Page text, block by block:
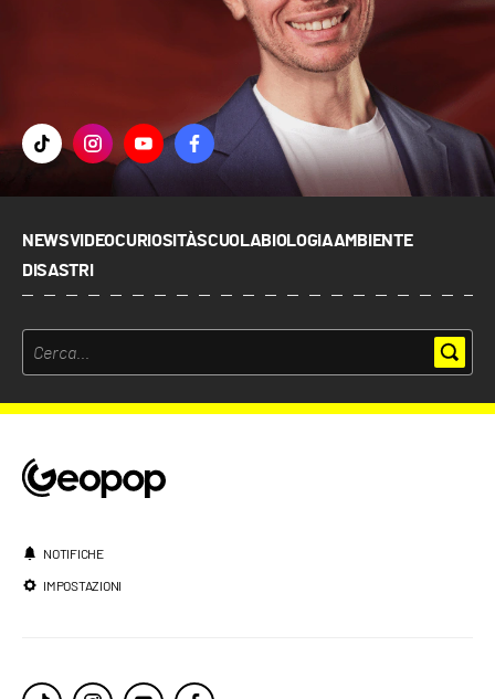
NEWSVIDEOCURIOSITÀSCUOLABIOLOGIAAMBIENTE
DISASTRI
NOTIFICHE
IMPOSTAZIONI